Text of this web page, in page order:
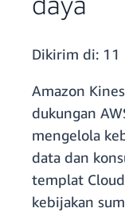
Dikirim di: 11
Amazon
dukungan
mengelola
data dan
templat
kebijakan